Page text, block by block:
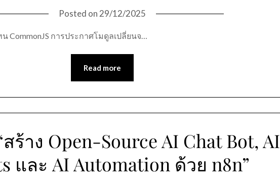
Posted on 29/12/2025
CommonJS การประกาศโมดูลเปลี่ยนจ…
Read more
ร้าง Open-Source AI Chat Bot, AI
และ AI Automation ด้วย n8n”